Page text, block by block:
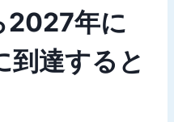
2027年に
到達すると